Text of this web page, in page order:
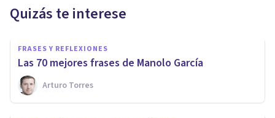
Quizás te interese
FRASES Y REFLEXIONES
Las 70 mejores frases de Manolo García
Arturo Torres